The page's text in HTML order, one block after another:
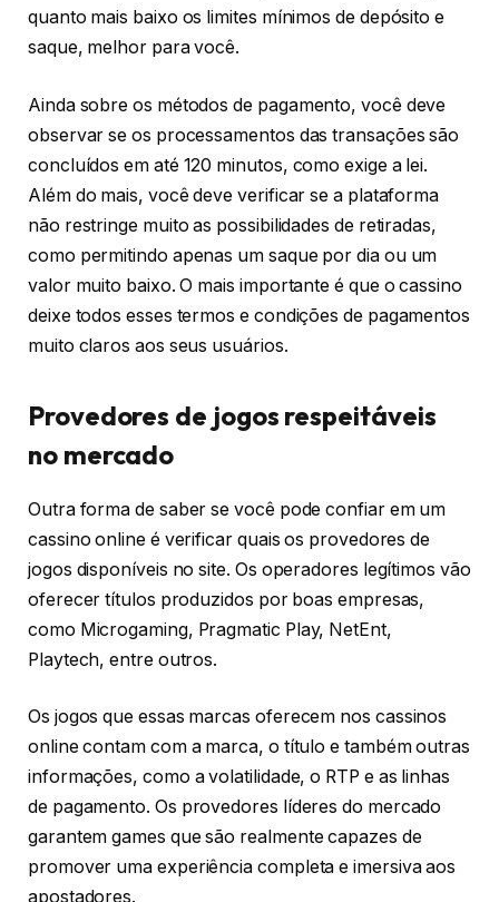
quanto mais baixo os limites mínimos de depósito e
saque, melhor para você.
Ainda sobre os métodos de pagamento, você deve
observar se os processamentos das transações são
concluídos em até 120 minutos, como exige a lei.
Além do mais, você deve verificar se a plataforma
não restringe muito as possibilidades de retiradas,
como permitindo apenas um saque por dia ou um
valor muito baixo. O mais importante é que o cassino
deixe todos esses termos e condições de pagamentos
muito claros aos seus usuários.
Provedores de jogos respeitáveis
no mercado
Outra forma de saber se você pode confiar em um
cassino online é verificar quais os provedores de
jogos disponíveis no site. Os operadores legítimos vão
oferecer títulos produzidos por boas empresas,
como Microgaming, Pragmatic Play, NetEnt,
Playtech, entre outros.
Os jogos que essas marcas oferecem nos cassinos
online contam com a marca, o título e também outras
informações, como a volatilidade, o RTP e as linhas
de pagamento. Os provedores líderes do mercado
garantem games que são realmente capazes de
promover uma experiência completa e imersiva aos
apostadores.